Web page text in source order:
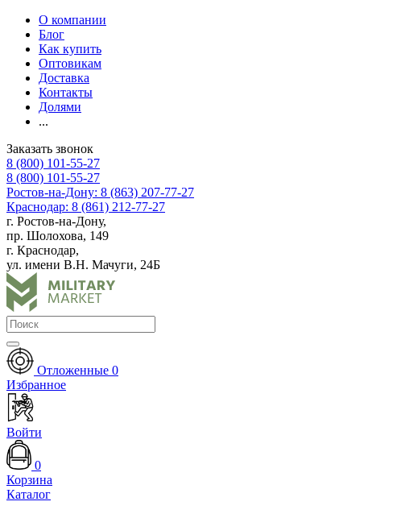
О компании
Блог
Как купить
Оптовикам
Доставка
Контакты
Долями
...
Заказать звонок
8 (800) 101-55-27
8 (800) 101-55-27
Ростов-на-Дону: 8 (863) 207-77-27
Краснодар: 8 (861) 212-77-27
г. Ростов-на-Дону,
пр. Шолохова, 149
г. Краснодар,
ул. имени В.Н. Мачуги, 24Б
Отложенные 0
Избранное
Войти
0
Корзина
Каталог